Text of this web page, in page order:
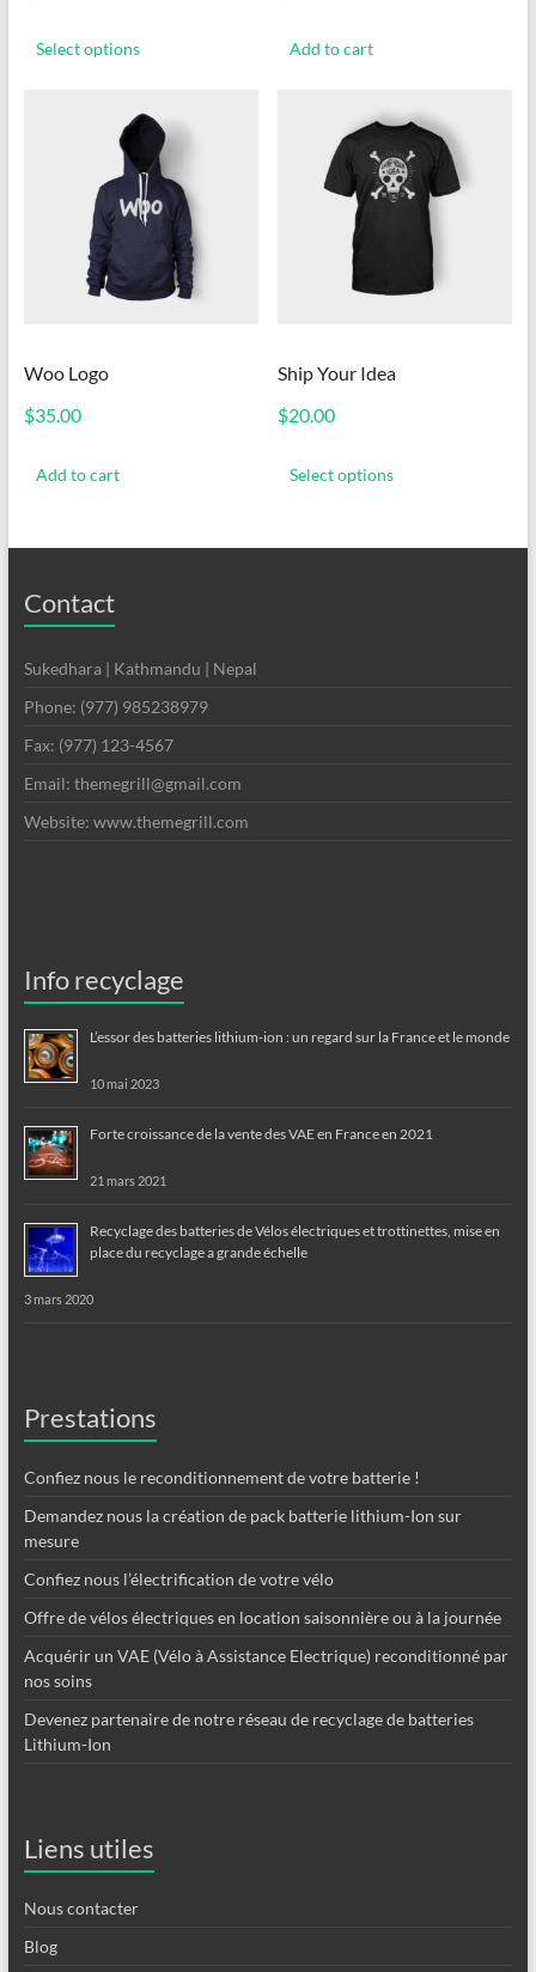
Select options
variants.
The
options
may
be
chosen
on
the
Add to cart
Woo Logo
$35.00
Add to cart
Ship Your Idea
$20.00
Select options
variants.
Contact
Sukedhara | Kathmandu | Nepal
Phone: (977) 985238979
Fax: (977) 123-4567
Email: themegrill@gmail.com
Website: www.themegrill.com
Info recyclage
L’essor des batteries lithium-ion : un regard sur la France et le monde
10 mai 2023
Forte croissance de la vente des VAE en France en 2021
21 mars 2021
Recyclage des batteries de Vélos électriques et trottinettes, mise en
place du recyclage a grande échelle
3 mars 2020
Prestations
Confiez nous le reconditionnement de votre batterie !
Demandez nous la création de pack batterie lithium-Ion sur
mesure
Confiez nous l’électrification de votre vélo
Offre de vélos électriques en location saisonnière ou à la journée
Acquérir un VAE (Vélo à Assistance Electrique) reconditionné par
nos soins
Devenez partenaire de notre réseau de recyclage de batteries
Lithium-Ion
Liens utiles
Nous contacter
Blog